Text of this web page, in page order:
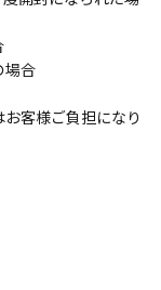
場合
客様ご負担になり